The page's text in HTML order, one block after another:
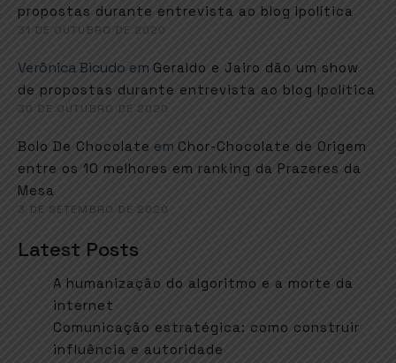
propostas durante entrevista ao blog Ipolítica
31 DE OUTUBRO DE 2020
Verônica Bicudo em Geraldo e Jairo dão um show
de propostas durante entrevista ao blog Ipolítica
30 DE OUTUBRO DE 2020
Bolo De Chocolate em Chor-Chocolate de Origem
entre os 10 melhores em ranking da Prazeres da
Mesa
3 DE SETEMBRO DE 2020
Latest Posts
A humanização do algoritmo e a morte da
internet
Comunicação estratégica: como construir
influência e autoridade